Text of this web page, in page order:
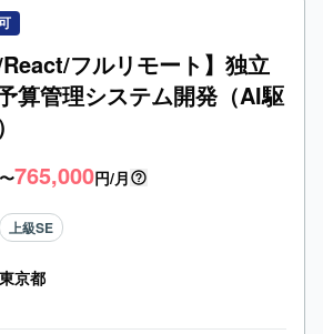
React/フルリモート】独立
算管理システム開発（AI駆
〜765,000円/月
上級SE
東京都